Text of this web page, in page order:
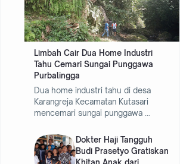
Limbah Cair Dua Home Industri
Tahu Cemari Sungai Punggawa
Purbalingga
Dua home industri tahu di desa
Karangreja Kecamatan Kutasari
mencemari sungai punggawa …
Dokter Haji Tangguh
Budi Prasetyo Gratiskan